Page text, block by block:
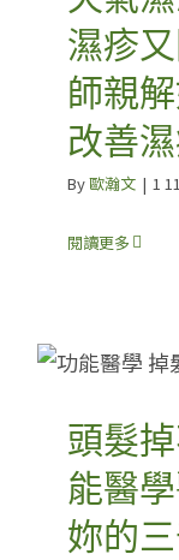
濕疹
師親
改善
By歐瀚文 | 1
閱讀更多
頭髮
能醫
妳的